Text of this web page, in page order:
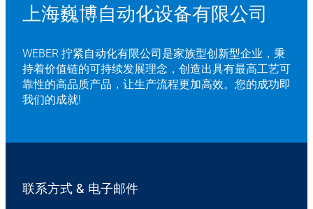
上海巍博自动化设备有限公司
WEBER 拧紧自动化有限公司是家族型创新型企业，秉
持着价值链的可持续发展理念，创造出具有最高工艺可
靠性的高品质产品，让生产流程更加高效。您的成功即
我们的成就!
联系方式 & 电子邮件